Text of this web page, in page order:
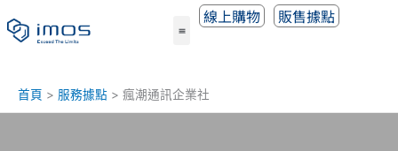
至
線上購物 販售據點
首頁 服務據點 瘋潮通訊企業社